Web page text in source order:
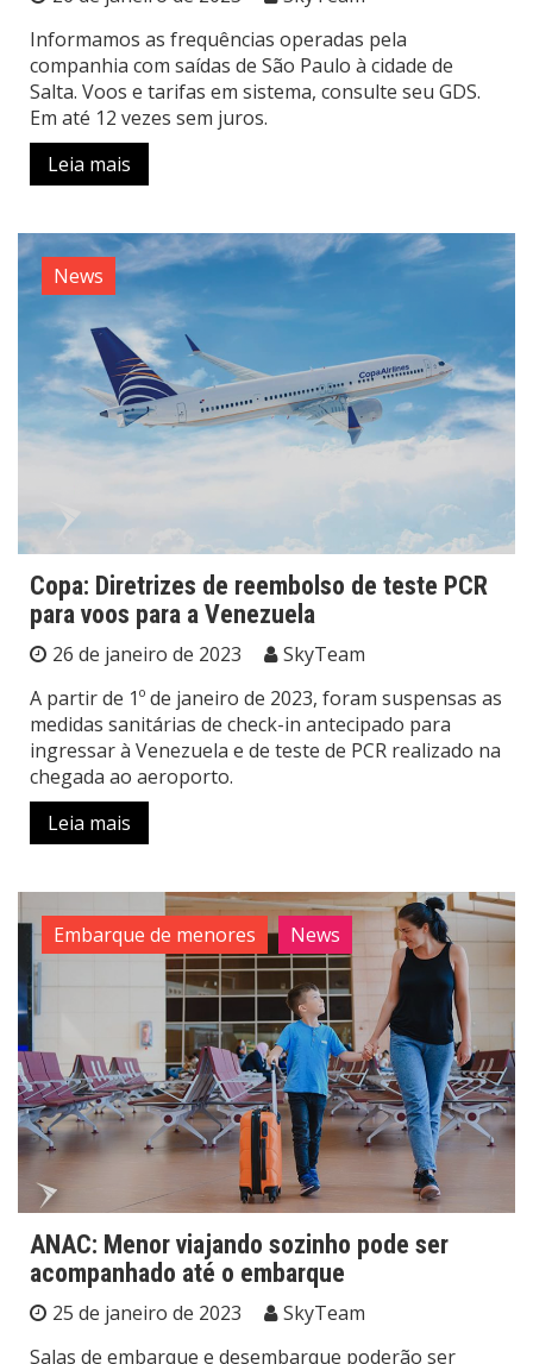
Informamos as frequências operadas pela
companhia com saídas de São Paulo à cidade de
Salta. Voos e tarifas em sistema, consulte seu GDS.
Em até 12 vezes sem juros.
Leia mais
News
Copa: Diretrizes de reembolso de teste PCR
para voos para a Venezuela
26 de janeiro de 2023
SkyTeam
A partir de 1º de janeiro de 2023, foram suspensas as
medidas sanitárias de check-in antecipado para
ingressar à Venezuela e de teste de PCR realizado na
chegada ao aeroporto.
Leia mais
Embarque de menores News
ANAC: Menor viajando sozinho pode ser
acompanhado até o embarque
25 de janeiro de 2023
SkyTeam
Salas de embarque e desembarque poderão ser